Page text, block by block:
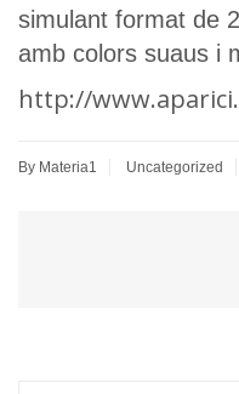
simulant format de
amb colors suaus i
http://
By Materia1 Uncategorized